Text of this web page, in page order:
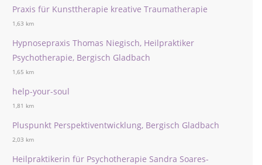
Praxis für Kunsttherapie kreative Traumatherapie
1,63 km
Hypnosepraxis Thomas Niegisch, Heilpraktiker
Psychotherapie, Bergisch Gladbach
1,65 km
help-your-soul
1,81 km
Pluspunkt Perspektiventwicklung, Bergisch Gladbach
2,03 km
Heilpraktikerin für Psychotherapie Sandra Soares-